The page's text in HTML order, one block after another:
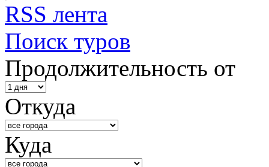
RSS лента
Поиск туров
Продолжительность от
Откуда
Куда